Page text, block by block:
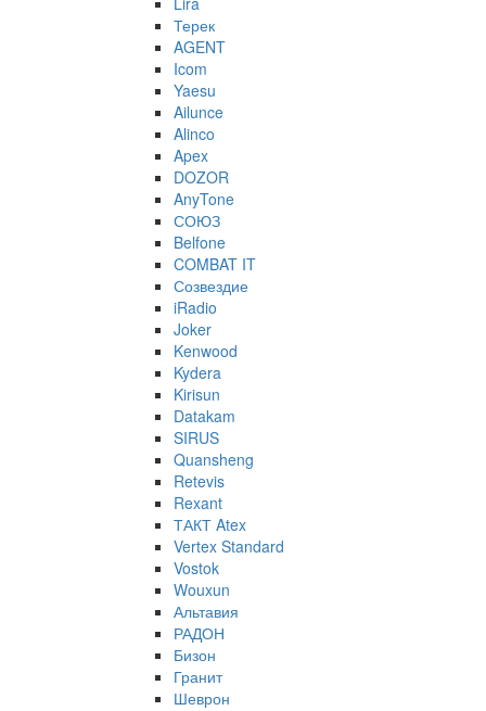
Терек
AGENT
Icom
Yaesu
Ailunce
Alinco
Apex
DOZOR
AnyTone
СОЮЗ
Belfone
COMBAT IT
Созвездие
iRadio
Joker
Kenwood
Kydera
Kirisun
Datakam
SIRUS
Quansheng
Retevis
Rexant
ТАКТ Atex
Vertex Standard
Vostok
Wouxun
Альтавия
РАДОН
Бизон
Гранит
Шеврон